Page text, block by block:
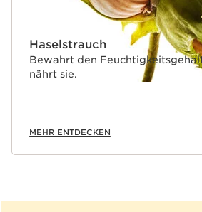
Haselstrauch
Bewahrt den
nährt sie.
MEHR ENTDECKEN